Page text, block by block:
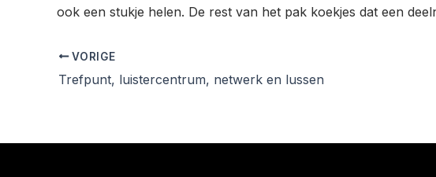
ook een stukje helen. De rest van het pak koekjes dat een
VORIGE
Trefpunt, luistercentrum, netwerk en lussen